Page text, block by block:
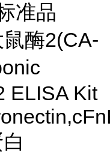
准品
酶2(CA-
ELISA Kit